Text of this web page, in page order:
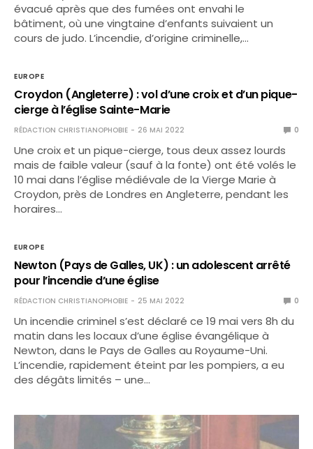
évacué après que des fumées ont envahi le
bâtiment, où une vingtaine d’enfants suivaient un
cours de judo. L’incendie, d’origine criminelle,…
EUROPE
Croydon (Angleterre) : vol d’une croix et d’un pique-
cierge à l’église Sainte-Marie
RÉDACTION CHRISTIANOPHOBIE 26 MAI 2022 0
Une croix et un pique-cierge, tous deux assez lourds
mais de faible valeur (sauf à la fonte) ont été volés le
10 mai dans l’église médiévale de la Vierge Marie à
Croydon, près de Londres en Angleterre, pendant les
horaires…
EUROPE
Newton (Pays de Galles, UK) : un adolescent arrêté
pour l’incendie d’une église
RÉDACTION CHRISTIANOPHOBIE 25 MAI 2022 0
Un incendie criminel s’est déclaré ce 19 mai vers 8h du
matin dans les locaux d’une église évangélique à
Newton, dans le Pays de Galles au Royaume-Uni.
L’incendie, rapidement éteint par les pompiers, a eu
des dégâts limités – une…